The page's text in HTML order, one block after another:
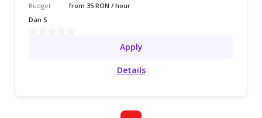
Budget
from 35 RON / hour
Dan S
Apply
Details